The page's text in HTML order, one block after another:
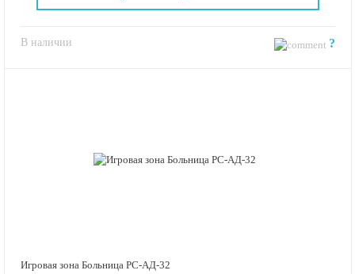
В наличии ?
Игровая зона Больница РС-АД-32